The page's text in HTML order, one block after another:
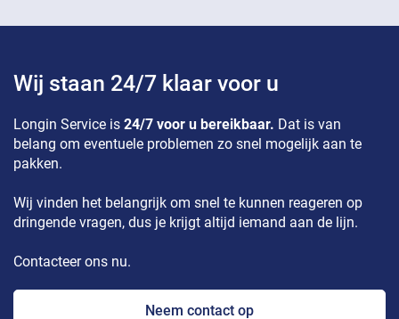
Wij staan 24/7 klaar voor u
Longin Service is 24/7 voor u bereikbaar. Dat is van
belang om eventuele problemen zo snel mogelijk aan te
pakken.
Wij vinden het belangrijk om snel te kunnen reageren op
dringende vragen, dus je krijgt altijd iemand aan de lijn.
Contacteer ons nu.
Neem contact op